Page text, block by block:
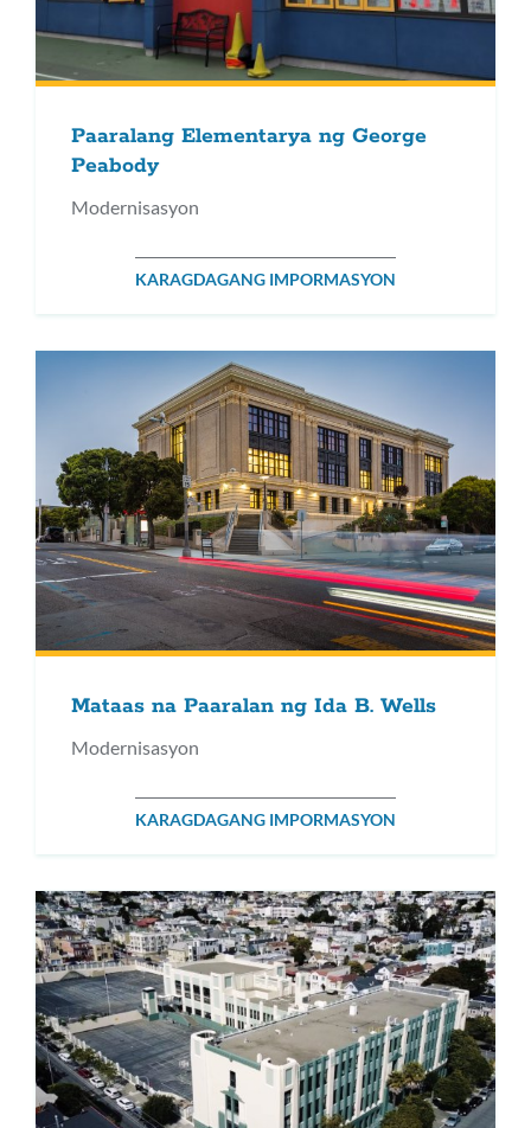
Paaralang Elementarya ng George
Peabody
Modernisasyon
KARAGDAGANG IMPORMASYON
Mataas na Paaralan ng Ida B. Wells
Modernisasyon
KARAGDAGANG IMPORMASYON